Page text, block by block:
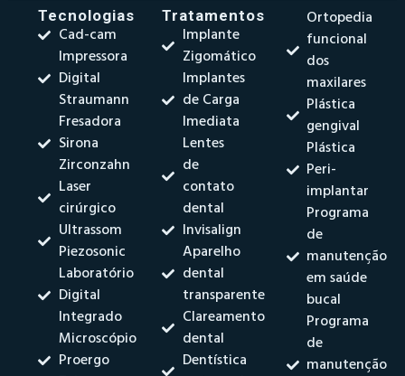
Tecnologias
Cad-cam
Impressora
Digital
Straumann
Fresadora
Sirona
Zirconzahn
Laser
cirúrgico
Ultrassom
Piezosonic
Laboratório
Digital
Integrado
Microscópio
Proergo
Tratamentos
Implante
Zigomático
Implantes
de Carga
Imediata
Lentes
de
contato
dental
Invisalign
Aparelho
dental
transparente
Clareamento
dental
Dentística
Ortopedia
funcional
dos
maxilares
Plástica
gengival
Plástica
Peri-
implantar
Programa
de
manutenção
em saúde
bucal
Programa
de
manutenção